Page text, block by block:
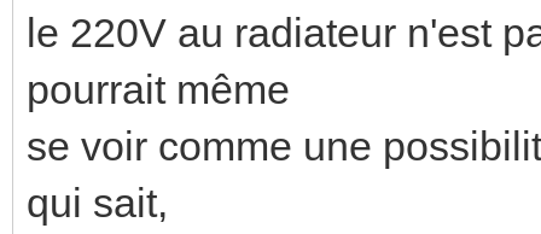
le 220V au radiateur n'est
pourrait même
se voir comme une
qui sait,